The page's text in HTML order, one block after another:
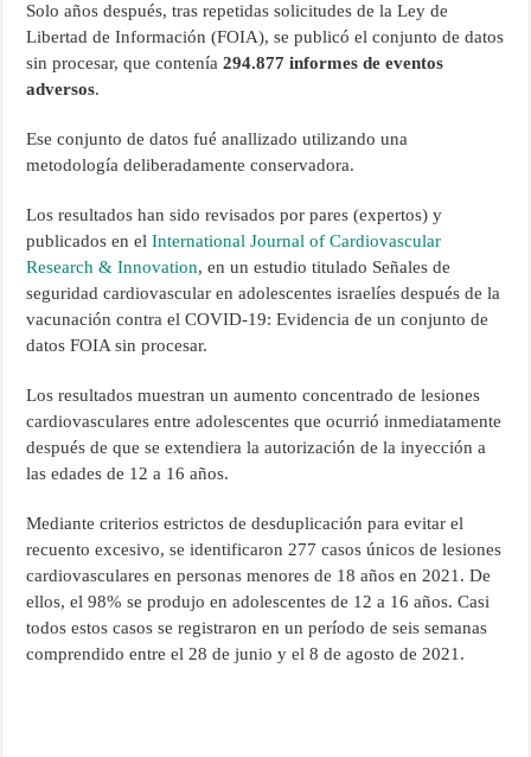
Solo años después, tras repetidas solicitudes de la Ley de
Libertad de Información (FOIA), se publicó el conjunto de datos
sin procesar, que contenía294.877 informes de eventos
adversos.
Ese conjunto de datos fué anallizado utilizando una
metodología deliberadamente conservadora.
Los resultados han sido revisados por pares (expertos) y
publicados en elInternational Journal of Cardiovascular
Research & Innovation, en un estudio titulado Señales de
seguridad cardiovascular en adolescentes israelíes después de la
vacunación contra el COVID-19: Evidencia de un conjunto de
datos FOIA sin procesar.
Los resultados muestran un aumento concentrado de lesiones
cardiovasculares entre adolescentes que ocurrió inmediatamente
después de que se extendiera la autorización de la inyección a
las edades de 12 a 16 años.
Mediante criterios estrictos de desduplicación para evitar el
recuento excesivo, se identificaron 277 casos únicos de lesiones
cardiovasculares en personas menores de 18 años en 2021. De
ellos, el 98% se produjo en adolescentes de 12 a 16 años. Casi
todos estos casos se registraron en un período de seis semanas
comprendido entre el 28 de junio y el 8 de agosto de 2021.